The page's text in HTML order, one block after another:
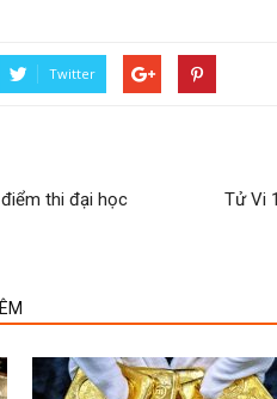
Twitter
thi đại học
Tử Vi